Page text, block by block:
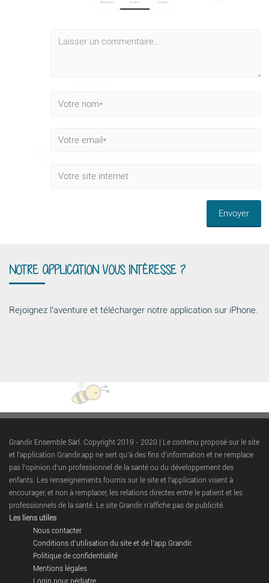
NOTRE APPLICATION VOUS INTÉRESSE ?
Rejoignez l’aventure et télécharger notre application sur iPhone.
Grandir Ensemble Sàrl. Copyright 2019 - 2020 | Le contenu proposé sur le site
et l'application Grandir.app ne sert qu’à des fins d’information et ne remplace
pas l’opinion d’un professionnel de la santé ou du développement des
enfants. Les renseignements fournis sur le site et l'application visent à
encourager, et non à remplacer, les relations directes entre le patient et les
professionnels de la santé. Le site Grandir n'affiche pas de publicité.
Les liens utiles
Nous contacter
Conditions d’utilisation du site et de l’app Grandir.
Politique de confidentialité
Mentions légales
Login pour pédiatre